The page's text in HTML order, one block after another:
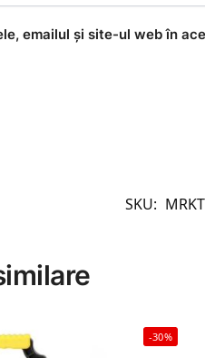
emailul și site-ul web în
SKU:
-30%